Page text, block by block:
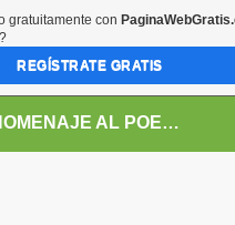
HOMENAJE AL POETA ARGENTINO JOSE PEDRONI
gratuitamente con
REGÍSTRATE GRATIS